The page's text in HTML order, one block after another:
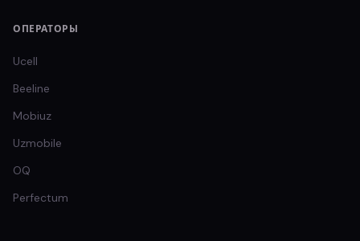
ОПЕРАТОРЫ
Ucell
Beeline
Mobiuz
Uzmobile
OQ
Perfectum